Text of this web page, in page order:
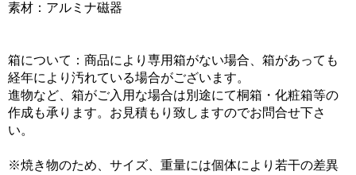
素材：アルミナ磁器
箱について：商品により専用箱がない場合、箱があっても
経年により汚れている場合がございます。
進物など、箱がご入用な場合は別途にて桐箱・化粧箱等の
作成も承ります。お見積もり致しますのでお問合せ下さ
い。
※焼き物のため、サイズ、重量には個体により若干の差異